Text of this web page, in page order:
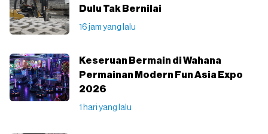
Dulu Tak Bernilai
16 jam yang lalu
Keseruan Bermain di Wahana
Permainan Modern Fun Asia Expo
2026
1 hari yang lalu